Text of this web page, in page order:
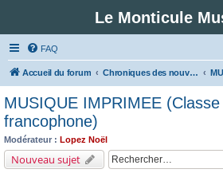
Le Monticule
FAQ
Accueil du forum Chroniques des nouveautés musicales : Pour voir les visuels des notices vous devez vous enregistrer.
MUSIQUE IMPRIMEE
francophone)
Modérateur : Lopez Noël
Nouveau sujet